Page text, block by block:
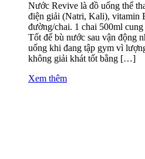
Nước Revive là đồ uống thể
điện giải (Natri, Kali), vitamin
đường/chai. 1 chai 500ml
Tốt để bù nước sau vận động
uống khi đang tập gym vì
không giải khát tốt bằng […]
Xem thêm